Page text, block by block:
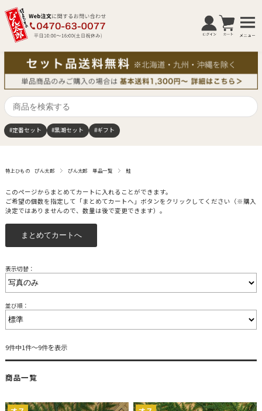
商
を
検
る
#定番セット #黒潮セット #ギフト
特上ひもの ぴん太郎 ぴん太郎 単品一覧 鮭
このページからまとめてカートに入れることができます。
ご希望の個数を指定して「まとめてカートへ」ボタンをクリックしてください（※購入
決定ではありませんので、数量は後で変更できます）。
表示切替：
並び順：
9件中1件〜9件を表示
商品一覧